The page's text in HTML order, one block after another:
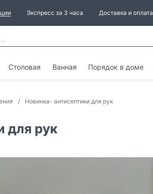
Экспресс за 3 часа Доставка и оплата
Столовая Ванная Порядок в доме
Новинка- антисептики для рук
для рук